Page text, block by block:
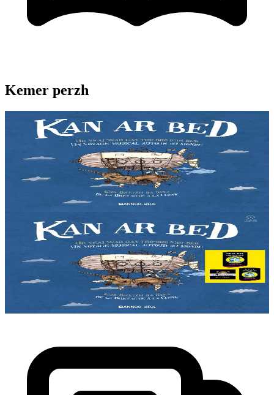
Kemer perzh
Kan ar Bed - CD
Emañ Liza o chom e Menez Are, e kalon Breizh. Un noz e tiviz ar
plac'h yaouank mont da zizoleiñ ar bed. Ur bedadenn da veajiñ gant
trizek pezh sonerezh eus...
Kan ar Bed - Levr-CD
Emañ Liza o chom e Menez Are, e kalon Breizh. Un noz e tiviz ar
plac'h yaouank mont da zizoleiñ ar bed. Ur bedadenn da veajiñ gant
trizek pezh sonerezh eus...